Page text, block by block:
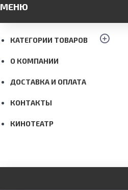
МЕНЮ
КАТЕГОРИИ ТОВАРОВ
О КОМПАНИИ
ДОСТАВКА И ОПЛАТА
КОНТАКТЫ
КИНОТЕАТР